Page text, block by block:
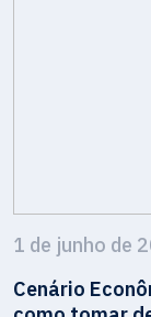
1 de junho de
Cenário